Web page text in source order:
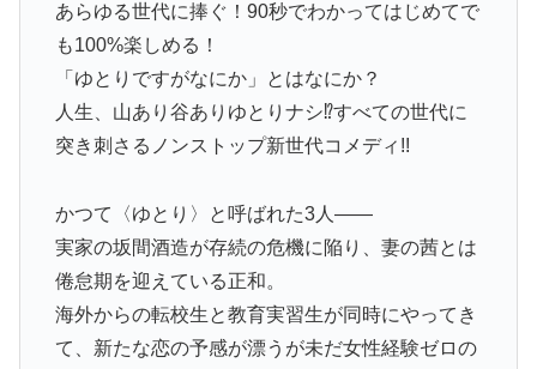
あらゆる世代に捧ぐ！90秒でわかってはじめてで
も100%楽しめる！
「ゆとりですがなにか」とはなにか？
人生、山あり谷ありゆとりナシ⁉すべての世代に
突き刺さるノンストップ新世代コメディ!!
かつて〈ゆとり〉と呼ばれた3人――
実家の坂間酒造が存続の危機に陥り、妻の茜とは
倦怠期を迎えている正和。
海外からの転校生と教育実習生が同時にやってき
て、新たな恋の予感が漂うが未だ女性経験ゼロの